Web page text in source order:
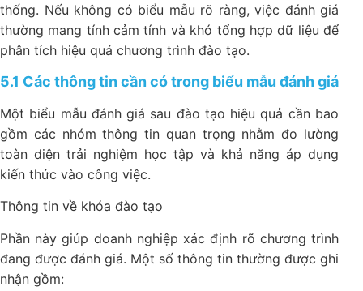
thống. Nếu không có biểu mẫu rõ ràng, việc đánh giá
thường mang tính cảm tính và khó tổng hợp dữ liệu để
phân tích hiệu quả chương trình đào tạo.
5.1 Các thông tin cần có trong biểu mẫu đánh giá
Một biểu mẫu đánh giá sau đào tạo hiệu quả cần bao
gồm các nhóm thông tin quan trọng nhằm đo lường
toàn diện trải nghiệm học tập và khả năng áp dụng
kiến thức vào công việc.
Thông tin về khóa đào tạo
Phần này giúp doanh nghiệp xác định rõ chương trình
đang được đánh giá. Một số thông tin thường được ghi
nhận gồm: